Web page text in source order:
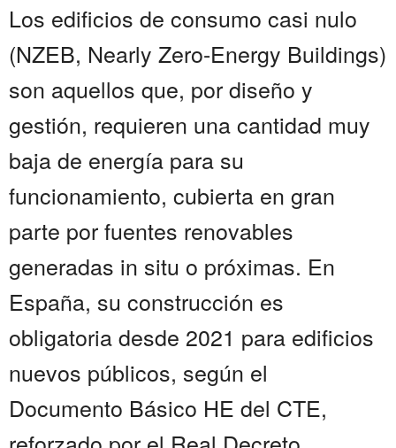
Los edificios de consumo casi nulo
(NZEB, Nearly Zero-Energy Buildings)
son aquellos que, por diseño y
gestión, requieren una cantidad muy
baja de energía para su
funcionamiento, cubierta en gran
parte por fuentes renovables
generadas in situ o próximas. En
España, su construcción es
obligatoria desde 2021 para edificios
nuevos públicos, según el
Documento Básico HE del CTE,